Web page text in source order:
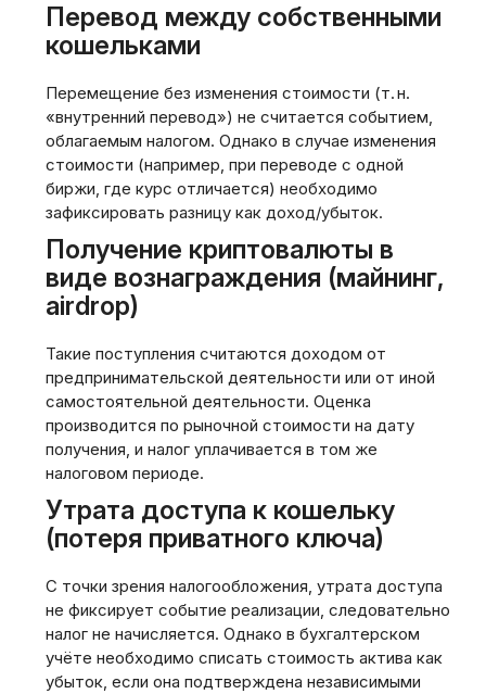
Перевод между собственными
кошельками
Перемещение без изменения стоимости (т. н.
«внутренний перевод») не считается событием‚
облагаемым налогом. Однако в случае изменения
стоимости (например‚ при переводе с одной
биржи‚ где курс отличается) необходимо
зафиксировать разницу как доход/убыток.
Получение криптовалюты в
виде вознаграждения (майнинг‚
airdrop)
Такие поступления считаются доходом от
предпринимательской деятельности или от иной
самостоятельной деятельности. Оценка
производится по рыночной стоимости на дату
получения‚ и налог уплачивается в том же
налоговом периоде.
Утрата доступа к кошельку
(потеря приватного ключа)
С точки зрения налогообложения‚ утрата доступа
не фиксирует событие реализации‚ следовательно
налог не начисляется. Однако в бухгалтерском
учёте необходимо списать стоимость актива как
убыток‚ если она подтверждена независимыми